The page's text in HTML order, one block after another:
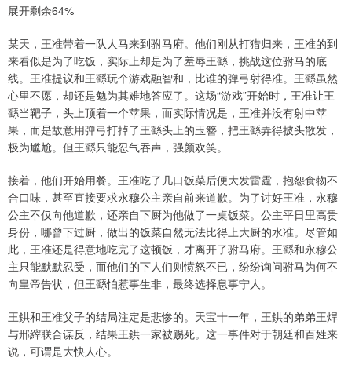
展开剩余64%
某天，王准带着一队人马来到驸马府。他们刚从打猎归来，王准的到
来看似是为了吃饭，实际上却是为了羞辱王繇，挑战这位驸马的底
线。王准提议和王繇玩个游戏融智和，比谁的弹弓射得准。王繇虽然
心里不愿，却还是勉为其难地答应了。这场“游戏”开始时，王准让王
繇当靶子，头上顶着一个苹果，而实际情况是，王准并没有射中苹
果，而是故意用弹弓打掉了王繇头上的玉簪，把王繇弄得披头散发，
极为尴尬。但王繇只能忍气吞声，强颜欢笑。
接着，他们开始用餐。王准吃了几口饭菜后便大发雷霆，抱怨食物不
合口味，甚至直接要求永穆公主亲自前来道歉。为了讨好王准，永穆
公主不仅向他道歉，还亲自下厨为他做了一桌饭菜。公主平日里高贵
身份，哪曾下过厨，做出的饭菜自然无法比得上大厨的水准。尽管如
此，王准还是得意地吃完了这顿饭，才离开了驸马府。王繇和永穆公
主只能默默忍受，而他们的下人们则愤怒不已，纷纷询问驸马为何不
向皇帝告状，但王繇怕惹事生非，最终选择息事宁人。
王鉷和王准父子的结局注定是悲惨的。天宝十一年，王鉷的弟弟王焊
与邢縡联合谋反，结果王鉷一家被赐死。这一事件对于朝廷和百姓来
说，可谓是大快人心。